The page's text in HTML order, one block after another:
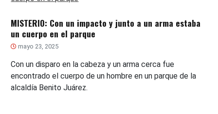
MISTERIO: Con un impacto y junto a un arma estaba
un cuerpo en el parque
mayo 23, 2025
Con un disparo en la cabeza y un arma cerca fue
encontrado el cuerpo de un hombre en un parque de la
alcaldía Benito Juárez.